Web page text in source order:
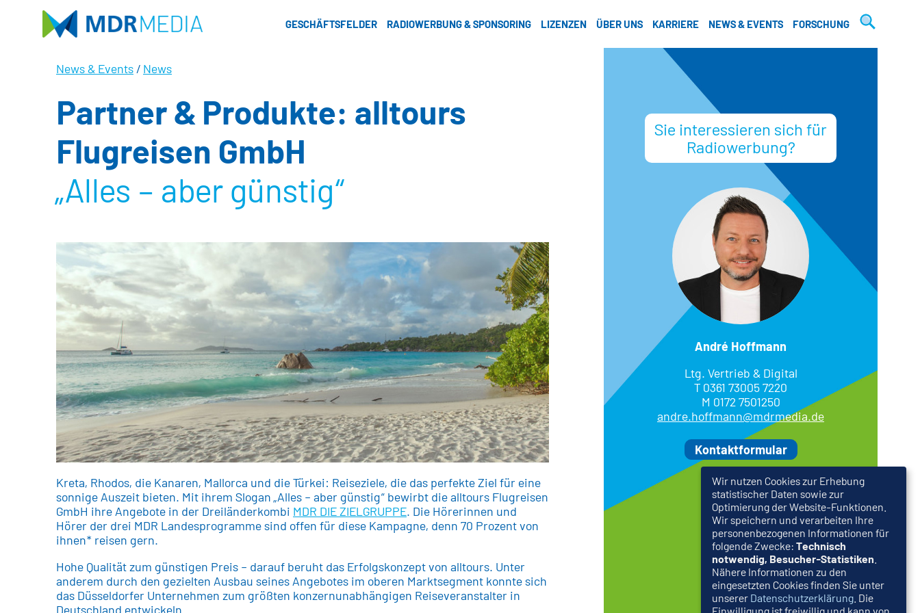
GESCHÄFTSFELDER RADIOWERBUNG & SPONSORING LIZENZEN ÜBER UNS KARRIERE NEWS & EVENTS FORSCHUNG
Suche
Sie interessieren sich für
Radiowerbung?
André Hoffmann
Ltg. Vertrieb & Digital
T 0361 73005 7220
M 0172 7501250
andre.hoffmann@mdrmedia.de
Kontaktformular
News & Events / News
Partner & Produkte: alltours
Flugreisen GmbH
„Alles – aber günstig“
Kreta, Rhodos, die Kanaren, Mallorca und die Türkei: Reiseziele, die das perfekte Ziel für eine
sonnige Auszeit bieten. Mit ihrem Slogan „Alles – aber günstig“ bewirbt die alltours Flugreisen
GmbH ihre Angebote in der Dreiländerkombi MDR DIE ZIELGRUPPE. Die Hörerinnen und
Hörer der drei MDR Landesprogramme sind offen für diese Kampagne, denn 70 Prozent von
ihnen* reisen gern.
Hohe Qualität zum günstigen Preis – darauf beruht das Erfolgskonzept von alltours. Unter
anderem durch den gezielten Ausbau seines Angebotes im oberen Marktsegment konnte sich
das Düsseldorfer Unternehmen zum größten konzernunabhängigen Reiseveranstalter in
Deutschland entwickeln.
Wir nutzen Cookies zur Erhebung
statistischer Daten sowie zur
Optimierung der Website-Funktionen.
Wir speichern und verarbeiten Ihre
personenbezogenen Informationen für
folgende Zwecke: Technisch
notwendig, Besucher-Statistiken
Nähere Informationen zu den
eingesetzten Cookies finden Sie unter
unserer Datenschutzerklärung . Die